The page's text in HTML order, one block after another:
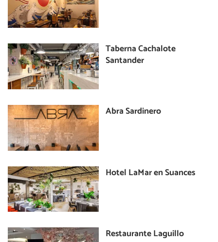
Taberna Cachalote
Santander
Abra Sardinero
Hotel LaMar en Suances
Restaurante Laguillo